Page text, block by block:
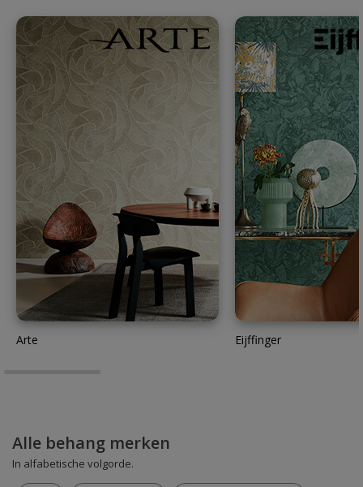
Arte Eijffinger
Alle behang merken
In alfabetische volgorde.